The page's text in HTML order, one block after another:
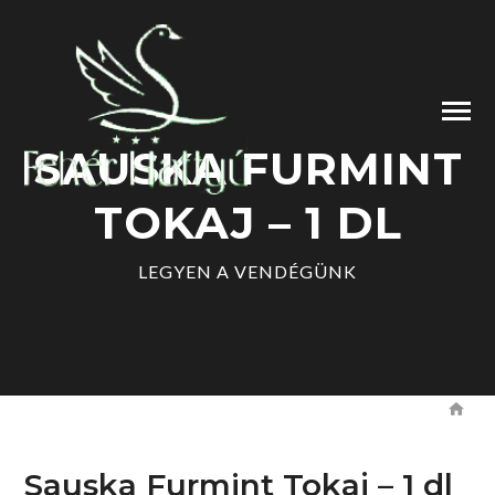
SAUSKA FURMINT
TOKAJ – 1 DL
LEGYEN A VENDÉGÜNK
Sauska Furmint Tokaj – 1 dl